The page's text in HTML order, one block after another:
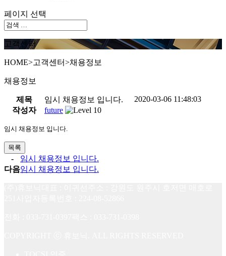
페이지 선택
고객센터
HOME>고객센터>채용정보
채용정보
제목 임시 채용정보 입니다.
2020-03-06 11:48:03
작성자
future
임시 채용정보 입니다.
목록
-
임시 채용정보 입니다.
다음임시 채용정보 입니다.